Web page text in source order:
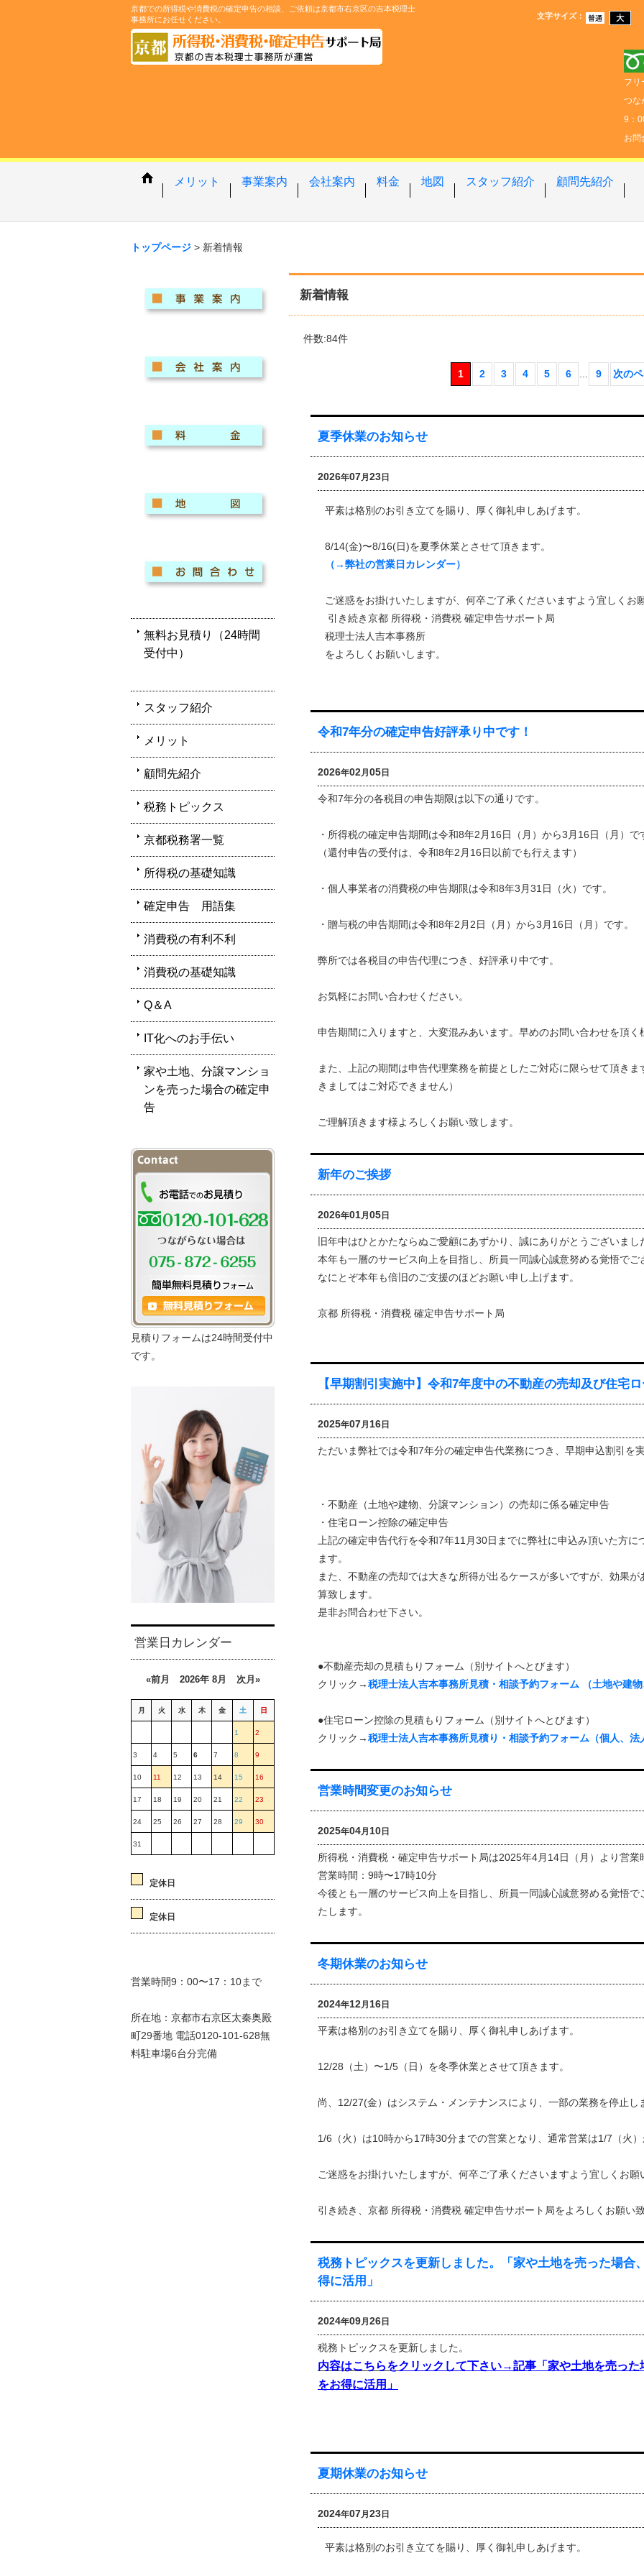
京都での所得税や消費税の確定申告の相談、ご依頼は京都市右京区の吉本税理士
事務所にお任せください。
文字サイズ：
フリ
つな
9：
お問
メリット 事業案内 会社案内 料金 地図 スタッフ紹介 顧問先紹介
トップページ > 新着情報
無料お見積り（24時間
受付中）
スタッフ紹介
メリット
顧問先紹介
税務トピックス
京都税務署一覧
所得税の基礎知識
確定申告 用語集
消費税の有利不利
消費税の基礎知識
Q＆A
IT化へのお手伝い
家や土地、分譲マンショ
ンを売った場合の確定申
告
見積りフォームは24時間受付中
です。
営業日カレンダー
«前月 2026年 8月 次月»
月 火 水 木 金 土 日
1 2
3 4 5 6 7 8 9
10 11 12 13 14 15 16
17 18 19 20 21 22 23
24 25 26 27 28 29 30
31
定休日
定休日
営業時間9：00〜17：10まで
所在地：京都市右京区太秦奥殿
町29番地 電話0120-101-628無
料駐車場6台分完備
新着情報
件数:84件
1 2 3 4 5 6 ... 9 次の
夏季休業のお知らせ
2026年07月 23 日
平素は格別のお引き立てを賜り、厚く御礼申しあげます。
8/14(金)〜8/16(日)を夏季休業とさせて頂きます。
（→弊社の営業日カレンダー）
ご迷惑をお掛けいたしますが、何卒ご了承くださいますよう宜しくお
引き続き京都 所得税・消費税 確定申告サポート局
税理士法人吉本事務所
をよろしくお願いします。
令和7年分の確定申告好評承り中です！
2026年02月 05 日
令和7年分の各税目の申告期限は以下の通りです。
・所得税の確定申告期間は令和8年2月16日（月）から3月16日（月）で
（還付申告の受付は、令和8年2月16日以前でも行えます）
・個人事業者の消費税の申告期限は令和8年3月31日（火）です。
・贈与税の申告期間は令和8年2月2日（月）から3月16日（月）です。
弊所では各税目の申告代理につき、好評承り中です。
お気軽にお問い合わせください。
申告期間に入りますと、大変混みあいます。早めのお問い合わせを頂
また、上記の期間は申告代理業務を前提としたご対応に限らせて頂き
きましてはご対応できません）
ご理解頂きます様よろしくお願い致します。
新年のご挨拶
2026年01月 05 日
旧年中はひとかたならぬご愛顧にあずかり、誠にありがとうございまし
本年も一層のサービス向上を目指し、所員一同誠心誠意努める覚悟でご
なにとぞ本年も倍旧のご支援のほどお願い申し上げます。
京都 所得税・消費税 確定申告サポート局
【早期割引実施中】令和7年度中の不動産の売却及び住宅
2025年07月 16 日
ただいま弊社では令和7年分の確定申告代業務につき、早期申込割引を
・不動産（土地や建物、分譲マンション）の売却に係る確定申告
・住宅ローン控除の確定申告
上記の確定申告代行を令和7年11月30日までに弊社に申込み頂いた方に
ます。
また、不動産の売却では大きな所得が出るケースが多いですが、効果
算致します。
是非お問合わせ下さい。
●不動産売却の見積もりフォーム（別サイトへとびます）
クリック→税理士法人吉本事務所見積・相談予約フォーム （土地や建
●住宅ローン控除の見積もりフォーム（別サイトへとびます）
クリック→税理士法人吉本事務所見積り・相談予約フォーム（個人、法
営業時間変更のお知らせ
2025年04月 10 日
所得税・消費税・確定申告サポート局は2025年4月14日（月）より営
営業時間：9時〜17時10分
今後とも一層のサービス向上を目指し、所員一同誠心誠意努める覚悟
たします。
冬期休業のお知らせ
2024年12月 16 日
平素は格別のお引き立てを賜り、厚く御礼申しあげます。
12/28（土）〜1/5（日）を冬季休業とさせて頂きます。
尚、12/27(金）はシステム・メンテナンスにより、一部の業務を停止し
1/6（火）は10時から17時30分までの営業となり、通常営業は1/7（火
ご迷惑をお掛けいたしますが、何卒ご了承くださいますよう宜しくお願
引き続き、京都 所得税・消費税 確定申告サポート局をよろしくお願い
税務トピックスを更新しました。「家や土地を売った場合
得に活用」
2024年09月 26 日
税務トピックスを更新しました。
内容はこちらをクリックして下さい→記事「家や土地を売った
をお得に活用」
夏期休業のお知らせ
2024年07月 23 日
平素は格別のお引き立てを賜り、厚く御礼申しあげます。